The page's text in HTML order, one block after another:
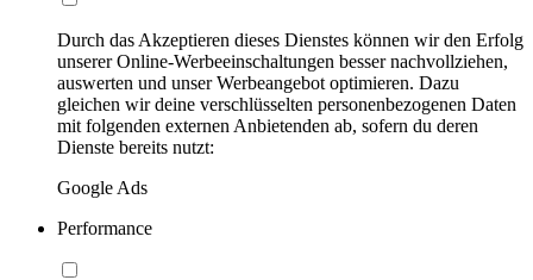
Durch das Akzeptieren dieses Dienstes können wir den Erfolg
unserer Online-Werbeeinschaltungen besser nachvollziehen,
auswerten und unser Werbeangebot optimieren. Dazu
gleichen wir deine verschlüsselten personenbezogenen Daten
mit folgenden externen Anbietenden ab, sofern du deren
Dienste bereits nutzt:
Google Ads
Performance